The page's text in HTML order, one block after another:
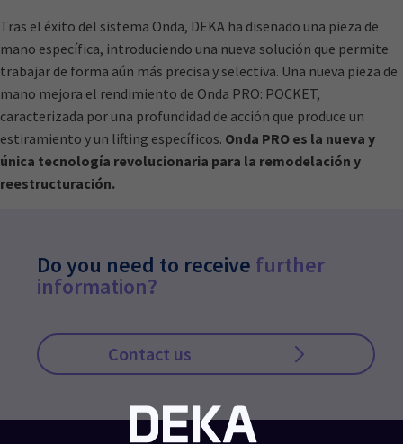
Tras el éxito del sistema Onda, DEKA ha diseñado una pieza de
mano específica, introduciendo una nueva solución que permite
trabajar de forma aún más precisa y selectiva. Una nueva pieza de
mano mejora el rendimiento de Onda PRO: POCKET,
caracterizada por una profundidad de acción que produce un
estiramiento y un lifting específicos. Onda PRO es la nueva y
única tecnología revolucionaria para la remodelación y
reestructuración.
Do you need to receive further
information?
Contact us